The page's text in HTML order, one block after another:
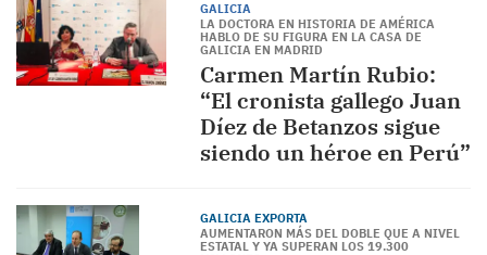
GALICIA
LA DOCTORA EN HISTORIA DE AMÉRICA
HABLO DE SU FIGURA EN LA CASA DE
GALICIA EN MADRID
Carmen Martín Rubio:
“El cronista gallego Juan
Díez de Betanzos sigue
siendo un héroe en Perú”
GALICIA EXPORTA
AUMENTARON MÁS DEL DOBLE QUE A NIVEL
ESTATAL Y YA SUPERAN LOS 19.300